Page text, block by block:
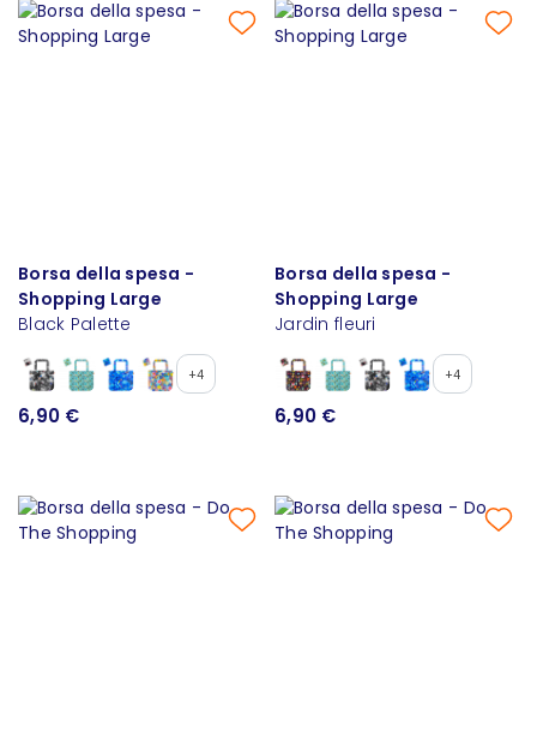
Borsa della spesa -
Shopping Large
Black Palette
+4
6,90 €
Borsa della spesa -
Shopping Large
Jardin fleuri
+4
6,90 €